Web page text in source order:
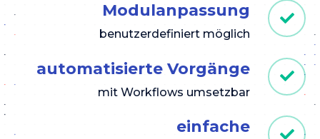
Modulanpassung
benutzerdefiniert möglich
automatisierte Vorgänge
mit Workflows umsetzbar
einfache